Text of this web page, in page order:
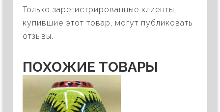
Только зарегистрированные клиенты,
купившие этот товар, могут публиковать
отзывы.
ПОХОЖИЕ ТОВАРЫ